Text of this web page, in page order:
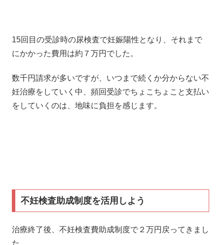
15回目の受診時の尿検査で妊娠陽性となり、それまで
にかかった費用は約７万円でした。
数千円請求が多いですが、いつまで続くか分からない不
妊治療をしていく中、頻回受診でちょこちょこと支払い
をしていくのは、地味に負担を感じます。
不妊検査助成制度を活用しよう
治療終了後、不妊検査費助成制度で２万円戻ってきまし